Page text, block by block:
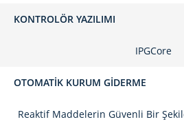
KONTROLÖR YAZILIMI
IPGCore
OTOMATIK KURUM GIDERME
Reaktif Maddelerin Güvenli Bir